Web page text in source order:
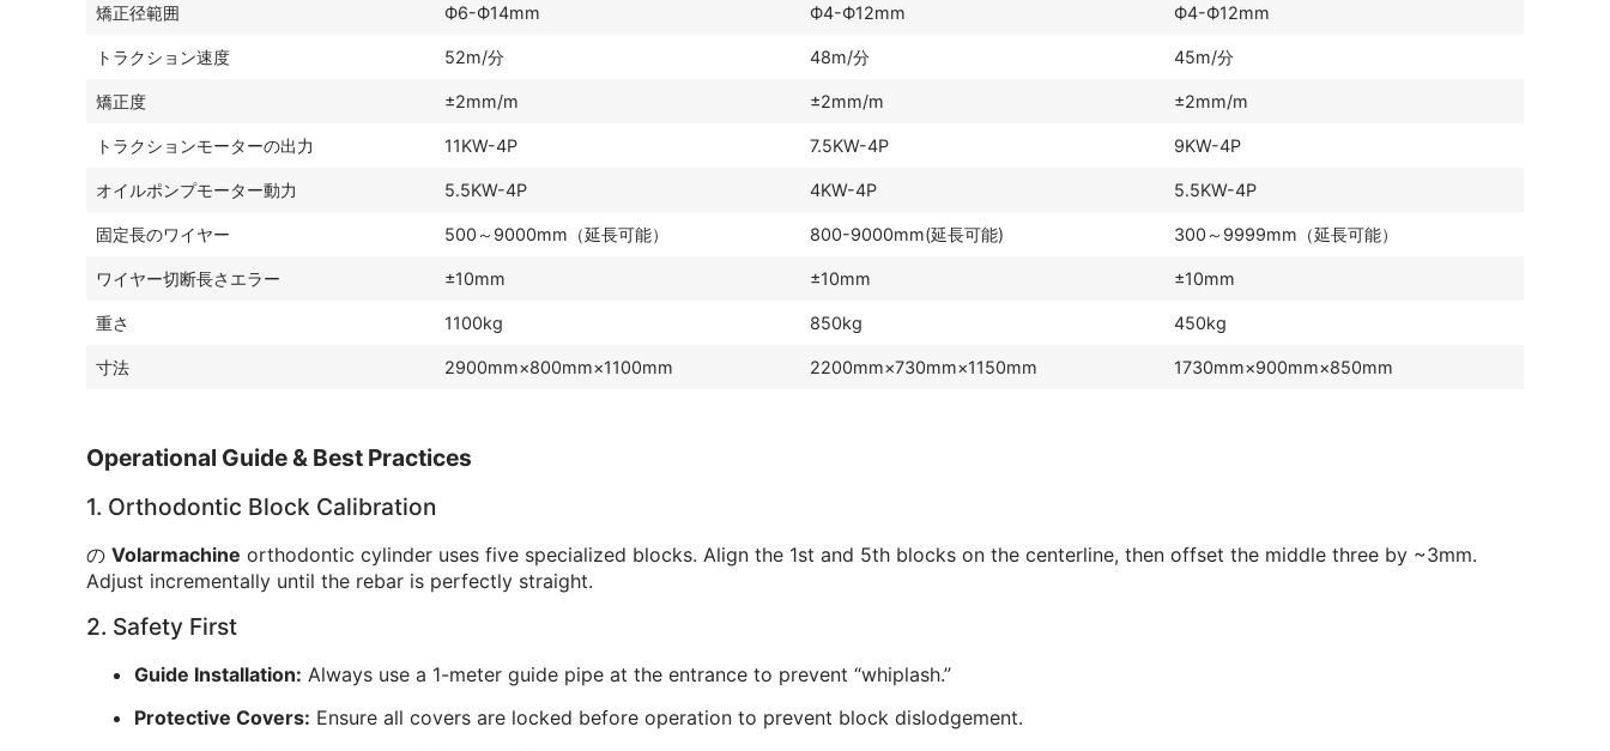
矯正径範囲 Ф6-Ф14mm Ф4-Ф12mm Ф4-Ф12mm
トラクション速度 52m/分 48m/分 45m/分
矯正度 ±2mm/m ±2mm/m ±2mm/m
トラクションモーターの出力 11KW-4P 7.5KW-4P 9KW-4P
オイルポンプモーター動力 5.5KW-4P 4KW-4P 5.5KW-4P
固定長のワイヤー 500～9000mm（延長可能） 800-9000mm(延長可能) 300～9999mm（延長可能）
ワイヤー切断長さエラー ±10mm ±10mm ±10mm
重さ 1100kg 850kg 450kg
寸法 2900mm×800mm×1100mm 2200mm×730mm×1150mm 1730mm×900mm×850mm
Operational Guide & Best Practices
1. Orthodontic Block Calibration
の Volarmachine orthodontic cylinder uses five specialized blocks. Align the 1st and 5th blocks on the centerline, then offset the middle three by ~3mm.
Adjust incrementally until the rebar is perfectly straight.
2. Safety First
Guide Installation: Always use a 1-meter guide pipe at the entrance to prevent “whiplash.”
Protective Covers: Ensure all covers are locked before operation to prevent block dislodgement.